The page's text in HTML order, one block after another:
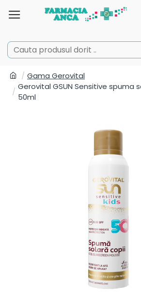
Gama Gerovital
Gerovital GSUN Sensitive spuma
50ml